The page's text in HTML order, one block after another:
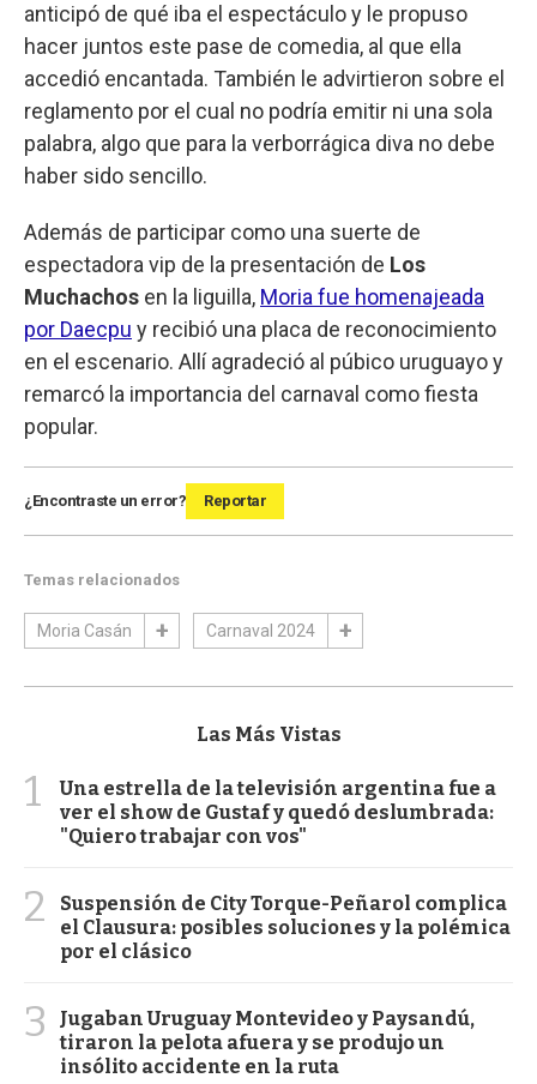
anticipó de qué iba el espectáculo y le propuso
hacer juntos este pase de comedia, al que ella
accedió encantada. También le advirtieron sobre el
reglamento por el cual no podría emitir ni una sola
palabra, algo que para la verborrágica diva no debe
haber sido sencillo.
Además de participar como una suerte de
espectadora vip de la presentación de Los
Muchachos en la liguilla, Moria fue homenajeada
por Daecpu y recibió una placa de reconocimiento
en el escenario. Allí agradeció al púbico uruguayo y
remarcó la importancia del carnaval como fiesta
popular.
¿Encontraste un error? Reportar
Temas relacionados
Moria Casán Carnaval 2024
Las Más Vistas
1
Una estrella de la televisión argentina fue a
ver el show de Gustaf y quedó deslumbrada:
"Quiero trabajar con vos"
2
Suspensión de City Torque-Peñarol complica
el Clausura: posibles soluciones y la polémica
por el clásico
3
Jugaban Uruguay Montevideo y Paysandú,
tiraron la pelota afuera y se produjo un
insólito accidente en la ruta